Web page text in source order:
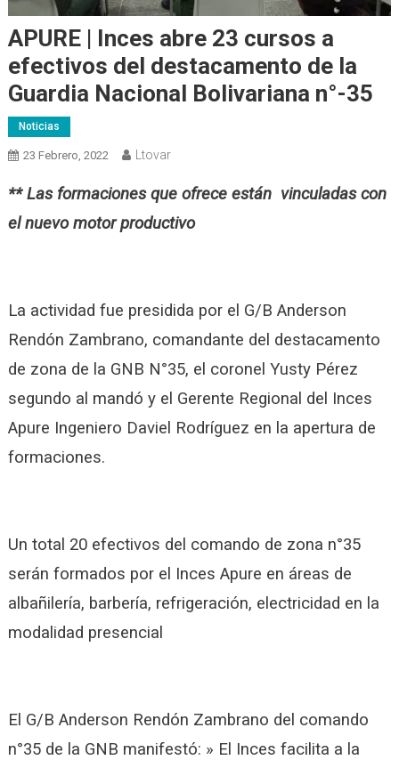
APURE | Inces abre 23 cursos a
efectivos del destacamento de la
Guardia Nacional Bolivariana n°-35
Noticias
23 Febrero, 2022 Ltovar
** Las formaciones que ofrece están vinculadas con
el nuevo motor productivo
La actividad fue presidida por el G/B Anderson
Rendón Zambrano, comandante del destacamento
de zona de la GNB N°35, el coronel Yusty Pérez
segundo al mandó y el Gerente Regional del Inces
Apure Ingeniero Daviel Rodríguez en la apertura de
formaciones.
Un total 20 efectivos del comando de zona n°35
serán formados por el Inces Apure en áreas de
albañilería, barbería, refrigeración, electricidad en la
modalidad presencial
El G/B Anderson Rendón Zambrano del comando
n°35 de la GNB manifestó: » El Inces facilita a la